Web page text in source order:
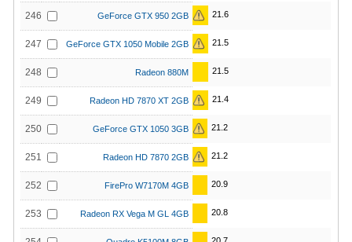
246 GeForce GTX 950 2GB 21.6
247 GeForce GTX 1050 Mobile 2GB 21.5
248 Radeon 880M 21.5
249 Radeon HD 7870 XT 2GB 21.4
250 GeForce GTX 1050 3GB 21.2
251 Radeon HD 7870 2GB 21.2
252 FirePro W7170M 4GB 20.9
253 Radeon RX Vega M GL 4GB 20.8